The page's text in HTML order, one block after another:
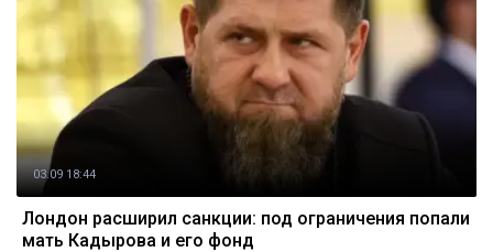
03.09 18:44
Лондон расширил санкции: под ограничения попали
мать Кадырова и его фонд